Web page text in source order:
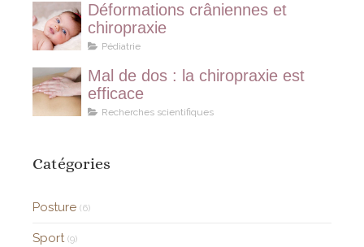
Déformations crâniennes et
chiropraxie
Pédiatrie
Mal de dos : la chiropraxie est
efficace
Recherches scientifiques
Catégories
Posture (6)
Sport (9)